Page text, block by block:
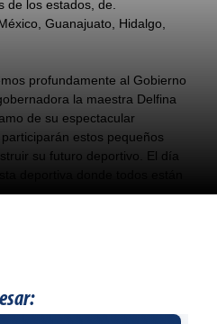
de los estados, de.
Guanajuato, Hidalgo,
profundamente al Gobierno
la maestra Delfina
de su espectacular
estos pequeños
su futuro deportivo. El día